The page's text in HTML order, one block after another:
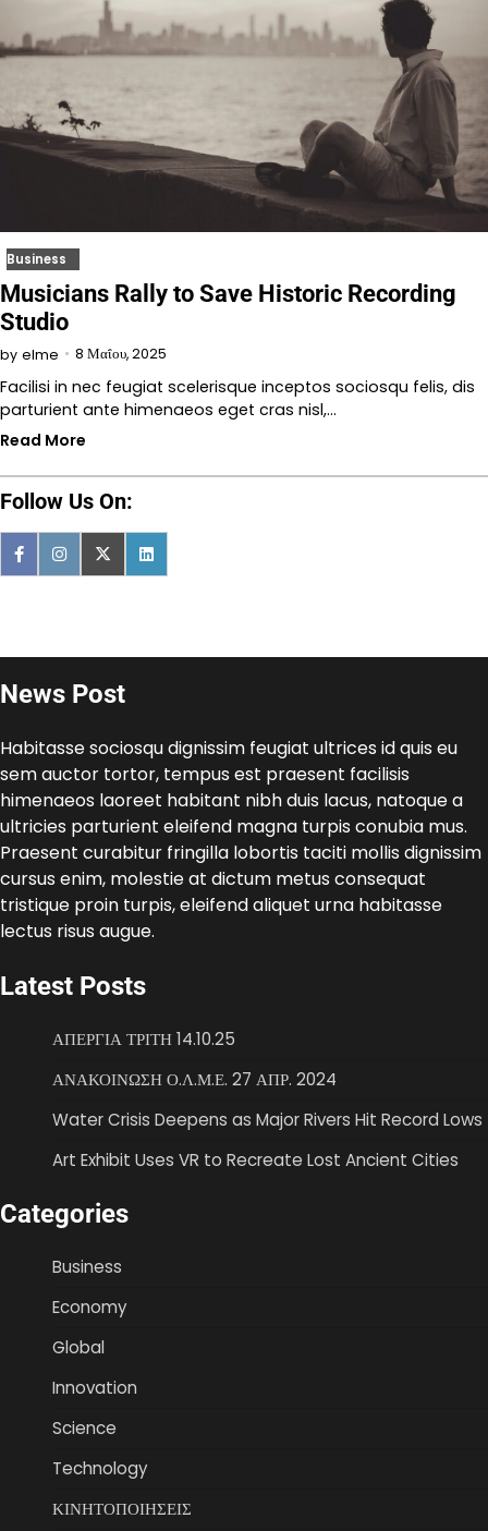
Business
Musicians Rally to Save Historic Recording
Studio
by elme 8 Μαΐου, 2025
Facilisi in nec feugiat scelerisque inceptos sociosqu felis, dis
parturient ante himenaeos eget cras nisl,…
Read More
Follow Us On:
News Post
Habitasse sociosqu dignissim feugiat ultrices id quis eu
sem auctor tortor, tempus est praesent facilisis
himenaeos laoreet habitant nibh duis lacus, natoque a
ultricies parturient eleifend magna turpis conubia mus.
Praesent curabitur fringilla lobortis taciti mollis dignissim
cursus enim, molestie at dictum metus consequat
tristique proin turpis, eleifend aliquet urna habitasse
lectus risus augue.
Latest Posts
ΑΠΕΡΓΙΑ ΤΡΙΤΗ 14.10.25
ΑΝΑΚΟΙΝΩΣΗ Ο.Λ.Μ.Ε. 27 ΑΠΡ. 2024
Water Crisis Deepens as Major Rivers Hit Record Lows
Art Exhibit Uses VR to Recreate Lost Ancient Cities
Categories
Business
Economy
Global
Innovation
Science
Technology
ΚΙΝΗΤΟΠΟΙΗΣΕΙΣ